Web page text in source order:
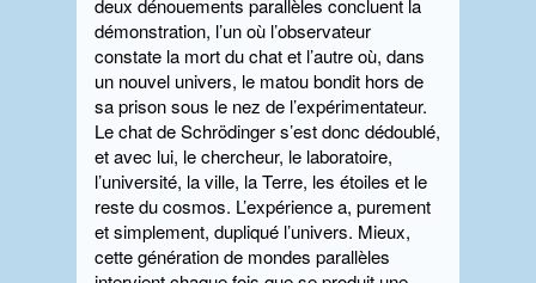
deux dénouements parallèles concluent la
démonstration, l’un où l’observateur
constate la mort du chat et l’autre où, dans
un nouvel univers, le matou bondit hors de
sa prison sous le nez de l’expérimentateur.
Le chat de Schrödinger s’est donc dédoublé,
et avec lui, le chercheur, le laboratoire,
l’université, la ville, la Terre, les étoiles et le
reste du cosmos. L’expérience a, purement
et simplement, dupliqué l’univers. Mieux,
cette génération de mondes parallèles